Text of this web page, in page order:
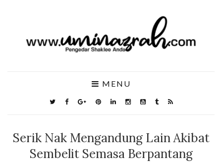
MENU
Serik Nak Mengandung Lain Akibat
Sembelit Semasa Berpantang